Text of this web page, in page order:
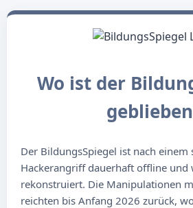
Wo ist der
Der BildungsSpiegel ist nach einem
Hackerangriff dauerhaft offline
rekonstruiert. Die Manipulationen
reichten bis Anfang 2026 zurück,